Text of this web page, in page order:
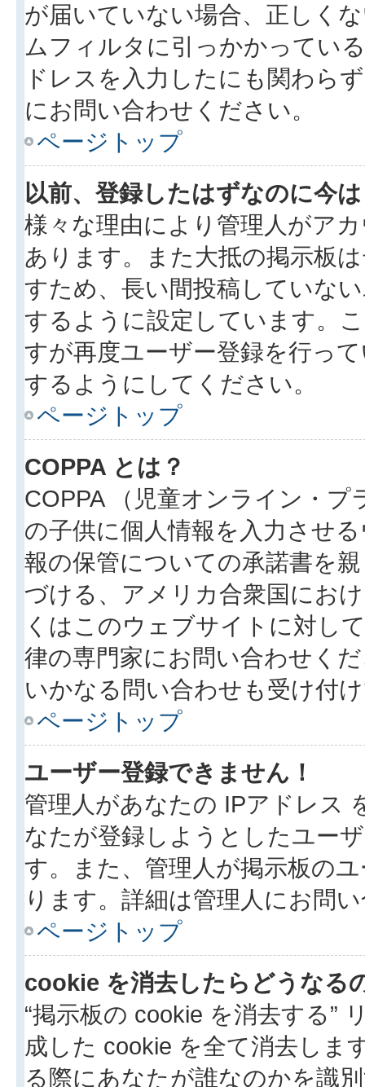
が届いていない場合、正しく
ムフィルタに引っかかってい
ドレスを入力したにも関わら
にお問い合わせください。
ページトップ
以前、登録したはずなのに今
様々な理由により管理人がア
あります。また大抵の掲示板
すため、長い間投稿していな
するように設定しています。
すが再度ユーザー登録を行っ
するようにしてください。
ページトップ
COPPA とは？
COPPA （児童オンライン・
の子供に個人情報を入力させ
報の保管についての承諾書を
づける、アメリカ合衆国にお
くはこのウェブサイトに対し
律の専門家にお問い合わせく
いかなる問い合わせも受け付
ページトップ
ユーザー登録できません！
管理人があなたの IPアドレス
なたが登録しようとしたユー
す。また、管理人が掲示板の
ります。詳細は管理人にお問
ページトップ
cookie を消去したらどうなる
“掲示板の cookie を消去する”
成した cookie を全て消去しま
る際にあなたが誰なのかを識